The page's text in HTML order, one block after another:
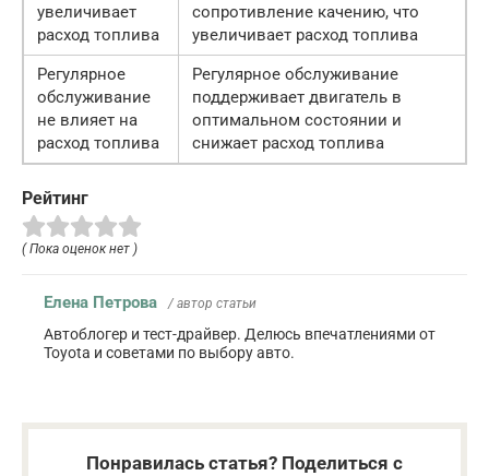
увеличивает
расход топлива
сопротивление качению, что
увеличивает расход топлива
Регулярное
обслуживание
не влияет на
расход топлива
Регулярное обслуживание
поддерживает двигатель в
оптимальном состоянии и
снижает расход топлива
Рейтинг
( Пока оценок нет )
Елена Петрова / автор статьи
Автоблогер и тест-драйвер. Делюсь впечатлениями от
Toyota и советами по выбору авто.
Понравилась статья? Поделиться с